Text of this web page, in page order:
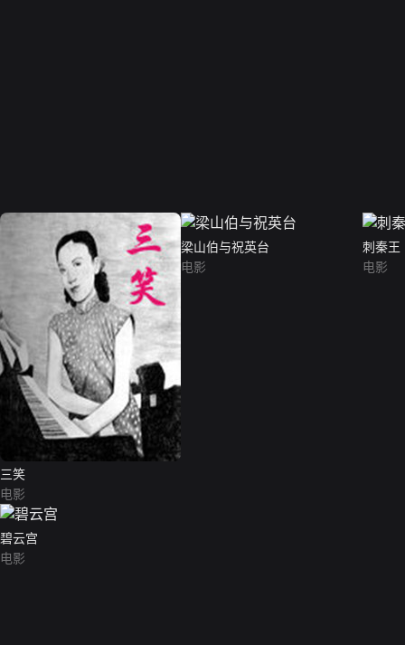
三笑
电影
梁山伯与祝英台
电影
刺秦王
电影
碧云宫
电影